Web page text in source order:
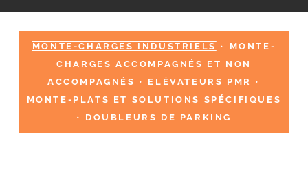
MONTE-CHARGES INDUSTRIELS • MONTE-
CHARGES ACCOMPAGNÉS ET NON
ACCOMPAGNÉS • ELÉVATEURS PMR
•
MONTE-PLATS ET SOLUTIONS SPÉCIFIQUES
• DOUBLEURS DE PARKING